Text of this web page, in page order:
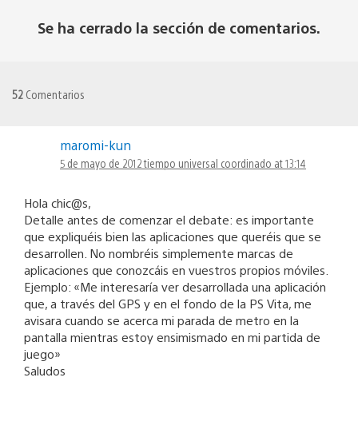
Se ha cerrado la sección de comentarios.
52 Comentarios
maromi-kun
5 de mayo de 2012 tiempo universal coordinado at 13:14
Hola chic@s,
Detalle antes de comenzar el debate: es importante
que expliquéis bien las aplicaciones que queréis que se
desarrollen. No nombréis simplemente marcas de
aplicaciones que conozcáis en vuestros propios móviles.
Ejemplo: «Me interesaría ver desarrollada una aplicación
que, a través del GPS y en el fondo de la PS Vita, me
avisara cuando se acerca mi parada de metro en la
pantalla mientras estoy ensimismado en mi partida de
juego»
Saludos